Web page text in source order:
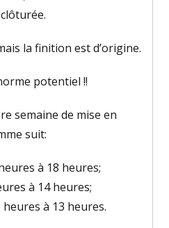
la finition est d’origine.
potentiel !!
semaine de mise en
suit:
à 18 heures;
à 14 heures;
à 13 heures.